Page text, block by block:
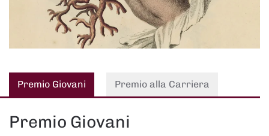
Premio Giovani Premio alla Carriera
Premio Giovani